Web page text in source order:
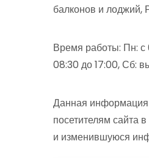
балконов и лоджий,
Время работы: Пн: с
08:30 до 17:00, Сб:
Данная информация
посетителям сайта
и изменившуюся